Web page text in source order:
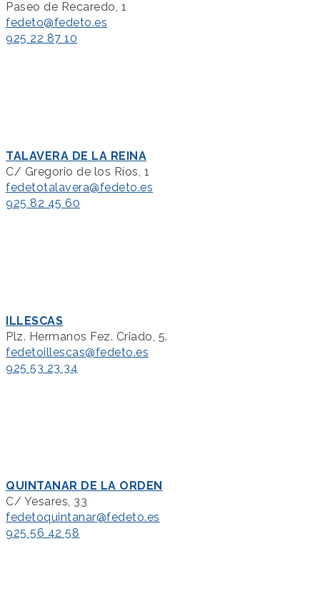
Paseo de Recaredo, 1
fedeto@fedeto.es
925 22 87 10
TALAVERA DE LA REINA
C/ Gregorio de los Ríos, 1
fedetotalavera@fedeto.es
925 82 45 60
ILLESCAS
Plz. Hermanos Fez. Criado, 5.
fedetoillescas@fedeto.es
925 53 23 34
QUINTANAR DE LA ORDEN
C/ Yesares, 33
fedetoquintanar@fedeto.es
925 56 42 58